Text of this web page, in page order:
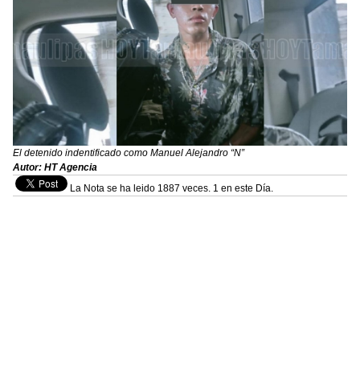
El detenido indentificado como Manuel Alejandro “N”
Autor: HT Agencia
La Nota se ha leido 1887 veces. 1 en este Día.